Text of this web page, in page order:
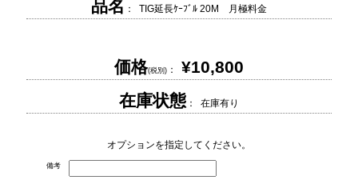
品名 ： TIG延長ｹｰﾌﾞﾙ 20M 月極料金
価格(税別)： ¥10,800
在庫状態： 在庫有り
オプションを指定してください。
備考